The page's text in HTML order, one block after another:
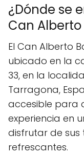
¿Dónde se
Can Alberto
El Can Alberto
ubicado en la
33, en la
Tarragona,
accesible para
experiencia en
disfrutar de
refrescantes.